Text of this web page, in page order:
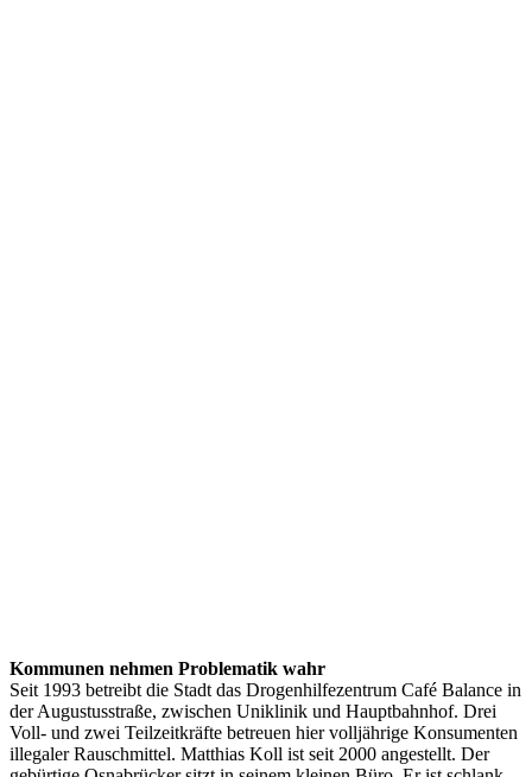
Kommunen nehmen Problematik wahr
Seit 1993 betreibt die Stadt das Drogenhilfezentrum Café Balance in
der Augustusstraße, zwischen Uniklinik und Hauptbahnhof. Drei
Voll- und zwei Teilzeitkräfte betreuen hier volljährige Konsumenten
illegaler Rauschmittel. Matthias Koll ist seit 2000 angestellt. Der